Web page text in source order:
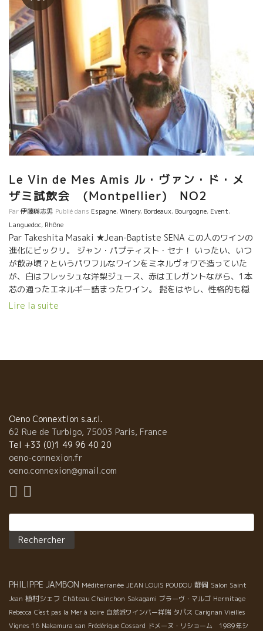
Le Vin de Mes Amis ル・ヴァン・ド・メ
ザミ試飲会 (Montpellier) NO2
Par伊藤與志男 Publié dans Espagne,Winery, Bordeaux, Bourgogne, Event,
Languedoc, Rhône
Par Takeshita Masaki ★Jean-Baptiste SENA この人のワインの
進化にビックリ。 ジャン・パプティスト・セナ！ いったい、いつ
が飲み頃？というパワフルなワインをミネルヴォワで造っていた
が、白はフレッシュな洋梨ジュース、赤はエレガントながら、1本
芯の通ったエネルギー詰まったワイン。 髭をはやし、性格的も穏
やかになった感じのセナ。旨し！ ★Thomas Picot –
いていたのが、スペインのコスミック。 ザルバは見ての通り、チ
ベットあたりの修行僧のような雰囲気。 無駄の無い、かつまさに
宇宙のエネルギーの流れ詰まった、研ぎ澄まされたワイン。 カリ
ニャン・ノワール、ブラン、グリのキュヴェ、オンカリダスは、
もうワインを超えた飲料。 ちょうどMas Pellisserマス・ペリセー
りあっていた。 今からのスペイン自然派を引っ張っていく、輝く
戦。マセラシオンする事で、セミヨンの苦味、アロマが、より複
雑に表現されている。 赤は安心感溢れるバランス。
ジュによって取り入れ、マセラシオン期間も以前より短くし、綺
麗で果実味溢れるワインを造っている。 ★Marcel
Richaud マルセル・リショーのスタンドは息子のトマが担当。ま
さに熟度あり、アルコール感ありながら、それを果実で包むマル
Lire la suite
Oeno Connextion s.a.r.l.
62 Rue de Turbigo, 75003 Paris, France
Tel +33 (0)1 49 96 40 20
oeno-connexion.fr
oeno.connexion@gmail.com
PHILIPPE JAMBON Méditerranée JEAN LOUIS POUDOU 静岡 Salon Saint
Jean 植村シェフ Château Chainchon Sakagami ブラーヴ・マルゴ Hermitage
Rebecca C'est pas la Mer à boire 自然派ワインバー祥瑞 タパス Carignan Vieilles
Vignes 16 Nakamura san Frédérique Cossard ドメーヌ・リショーム 1989年シ